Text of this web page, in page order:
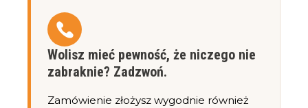
Wolisz mieć pewność, że niczego nie
zabraknie? Zadzwoń.
Zamówienie złożysz wygodnie również